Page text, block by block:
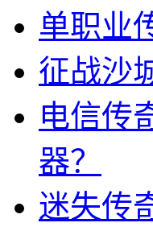
单职业
征战沙
电信传
器？
迷失传